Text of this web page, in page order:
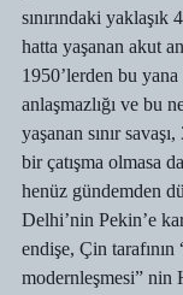
sınırındaki
hatta yaşanan akut
1950’lerden bu yana
anlaşmazlığı ve bu
yaşanan sınır savaşı,
bir çatışma olmasa
henüz gündemden
Delhi’nin Pekin’e
endişe, Çin tarafının
modernleşmesi” nin